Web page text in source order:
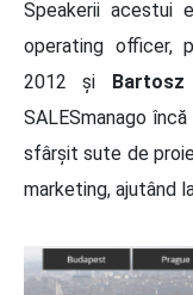
Speakerii acestui
operating officer,
2012 și
SALESmanago
sfârșit sute de
marketing, ajutând